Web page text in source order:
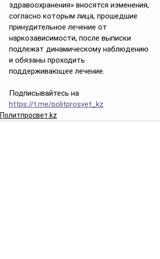
здравоохранения» вносятся изменения,
согласно которым лица, прошедшие
принудительное лечение от
наркозависимости, после выписки
подлежат динамическому наблюдению
и обязаны проходить
поддерживающее лечение.
Подписывайтесь на
https://t.me/politprosvet_kz
Политпросвет.kz